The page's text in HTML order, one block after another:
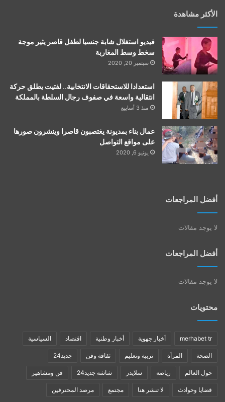
الأكثر مشاهدة
فيديو استغلال شابة جنسيا لطفل قاصر يثير موجة
سخط وسط المغاربة
سبتمبر 20, 2020
استعدادا للاستحقاقات الانتخابية.. لفتيت يطلق حركة
انتقالية واسعة في صفوف رجال السلطة بالمملكة
منذ 3 أسابيع
عمال بناء بمديونة يغتصبون قاصرا وينشرون صورها
على مواقع التواصل
يونيو 6, 2020
أفضل المراجعات
لا يوجد مقالات
أفضل المراجعات
لا يوجد مقالات
محتويات
merhabet tr أخبار جهوية أخبار وطنية اقتصاد السياسية
الصحة المرأة تربية وتعليم ثقافة وفن جديد24
حول العالم رياضة سلايدر شاشة جديد24 فن ومشاهير
قضايا وحوادث لا تنشر هنا مجتمع مرصد المحترفين